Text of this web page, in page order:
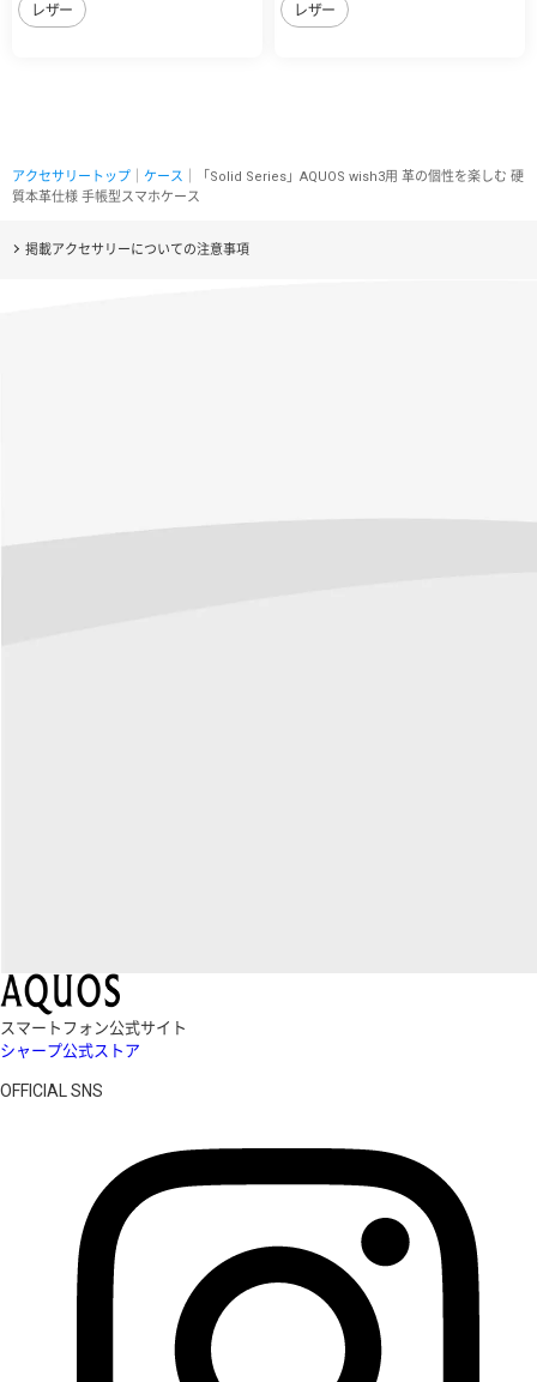
レザー レザー
アクセサリートップ ケース ｜「Solid Series」AQUOS wish3用 革の個性を楽しむ 硬
質本革仕様 手帳型スマホケース
掲載アクセサリーについての注意事項
スマートフォン公式サイト
シャープ公式ストア
OFFICIAL SNS